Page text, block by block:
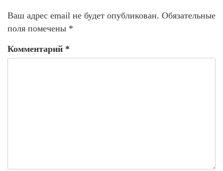
Ваш адрес email не будет опубликован. Обязательные
поля помечены *
Комментарий *